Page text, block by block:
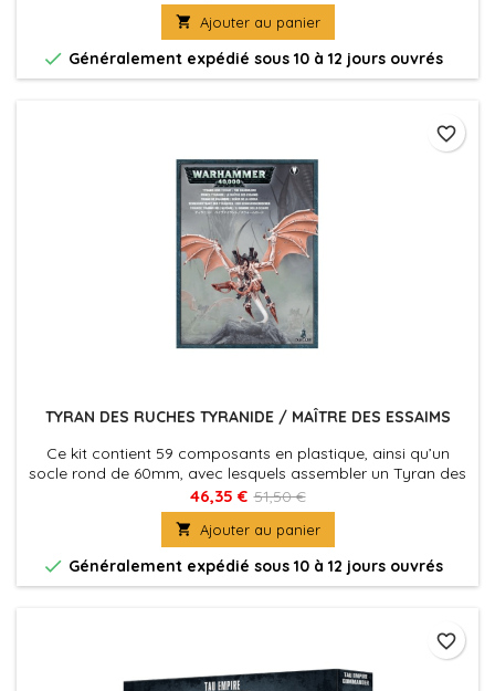
 Ajouter au panier
 Généralement expédié sous 10 à 12 jours ouvrés
TYRAN DES RUCHES TYRANIDE / MAÎTRE DES ESSAIMS
Ce kit contient 59 composants en plastique, ainsi qu’un
socle rond de 60mm, avec lesquels assembler un Tyran des
Ruches ou le Maître des Essaims.
46,35 € 51,50 €
 Ajouter au panier
 Généralement expédié sous 10 à 12 jours ouvrés
favorite_border
favorite_border